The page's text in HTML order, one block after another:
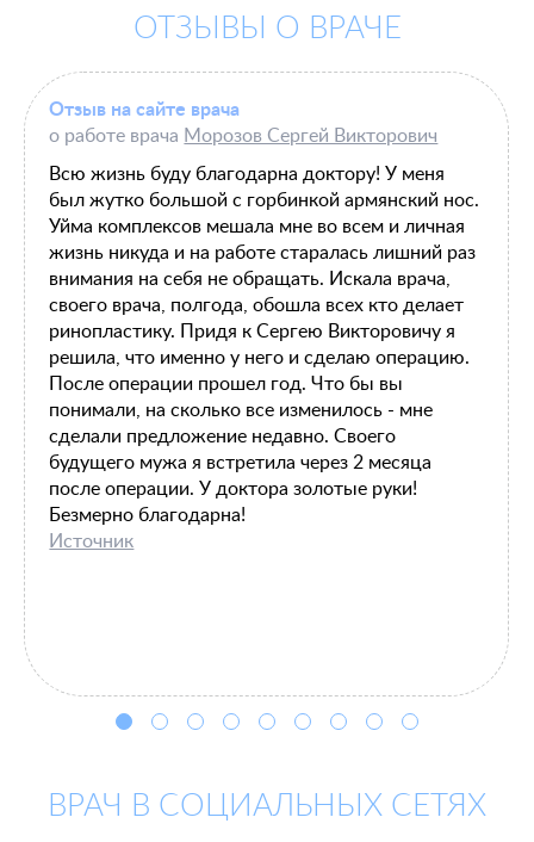
ОТЗЫВЫ О ВРАЧЕ
Отзыв на сайте врача
о работе врача Морозов Сергей Викторович
Всю жизнь буду благодарна доктору! У меня
был жутко большой с горбинкой армянский нос.
Уйма комплексов мешала мне во всем и личная
жизнь никуда и на работе старалась лишний раз
внимания на себя не обращать. Искала врача,
своего врача, полгода, обошла всех кто делает
ринопластику. Придя к Сергею Викторовичу я
решила, что именно у него и сделаю операцию.
После операции прошел год. Что бы вы
понимали, на сколько все изменилось - мне
сделали предложение недавно. Своего
будущего мужа я встретила через 2 месяца
после операции. У доктора золотые руки!
Безмерно благодарна!
Источник
ВРАЧ В СОЦИАЛЬНЫХ СЕТЯХ